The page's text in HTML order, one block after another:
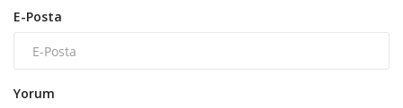
E-Posta
Yorum